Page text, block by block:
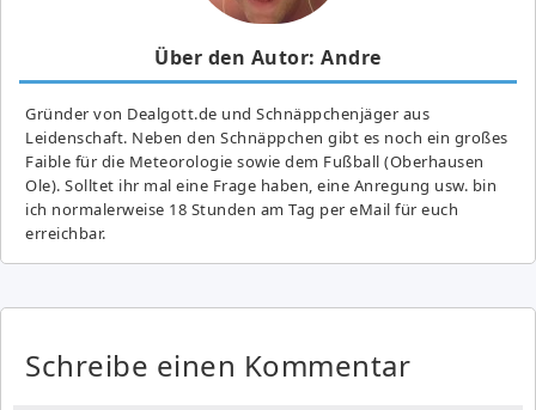
Über den Autor: Andre
Gründer von Dealgott.de und Schnäppchenjäger aus
Leidenschaft. Neben den Schnäppchen gibt es noch ein großes
Fai­ble für die Meteorologie sowie dem Fußball (Oberhausen
Ole). Solltet ihr mal eine Frage haben, eine Anregung usw. bin
ich normalerweise 18 Stunden am Tag per eMail für euch
erreichbar.
Schreibe einen Kommentar